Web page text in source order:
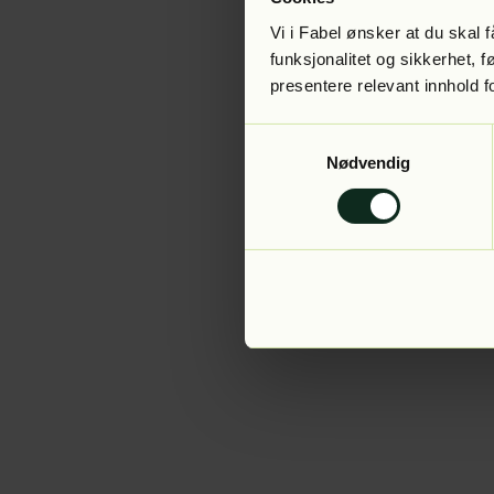
Vi i Fabel ønsker at du skal
funksjonalitet og sikkerhet,
presentere relevant innhold
Nødvendig
Application